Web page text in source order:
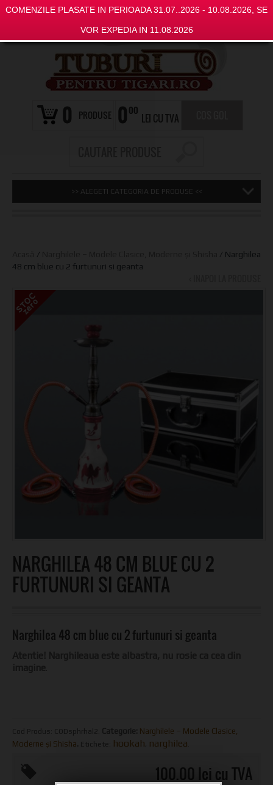
COMENZILE PLASATE IN PERIOADA 31.07..2026 - 10.08.2026, SE
VOR EXPEDIA IN 11.08.2026
0 PRODUSE 000
LEI CU TVA
>> ALEGETI CATEGORIA DE PRODUSE <<
/
/ Narghilea
48 cm blue cu 2 furtunuri si geanta
NARGHILEA 48 CM BLUE CU 2
FURTUNURI SI GEANTA
Narghilea 48 cm blue cu 2 furtunuri si geanta
Narghilele – Modele Clasice,
Moderne și Shisha. Etichete: hookah narghilea
100.00 lei cu TVA